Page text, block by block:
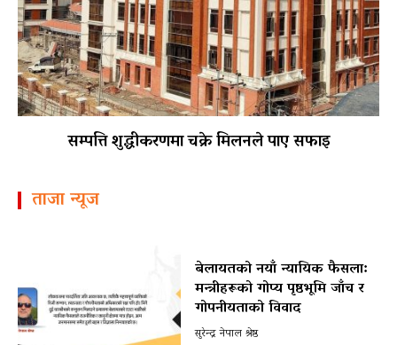
सम्पत्ति शुद्धीकरणमा चक्रे मिलनले पाए सफाइ
ताजा न्यूज
बेलायतको नयाँ न्यायिक फैसला:
मन्त्रीहरूको गोप्य पृष्ठभूमि जाँच र
गोपनीयताको विवाद
सुरेन्द्र नेपाल श्रेष्ठ